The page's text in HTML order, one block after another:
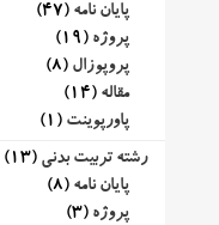
پایان نامه (47)
پروژه (19)
پروپوزال (8)
مقاله (14)
پاورپوینت (1)
رشته تربیت بدنی (13)
پایان نامه (8)
پروژه (3)